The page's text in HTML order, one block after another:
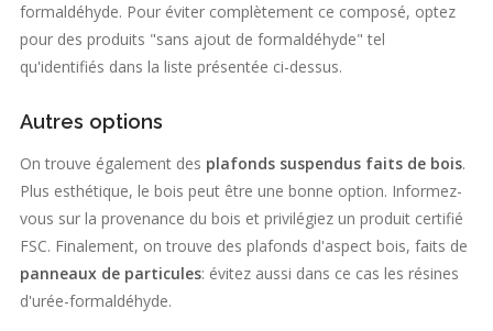
formaldéhyde. Pour éviter complètement ce composé, optez
pour des produits "sans ajout de formaldéhyde" tel
qu'identifiés dans la liste présentée ci-dessus.
Autres options
On trouve également des plafonds suspendus faits de bois.
Plus esthétique, le bois peut être une bonne option. Informez-
vous sur la provenance du bois et privilégiez un produit certifié
FSC. Finalement, on trouve des plafonds d'aspect bois, faits de
panneaux de particules: évitez aussi dans ce cas les résines
d'urée-formaldéhyde.